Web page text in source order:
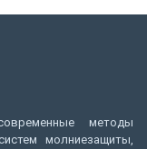
методы
молниезащиты,